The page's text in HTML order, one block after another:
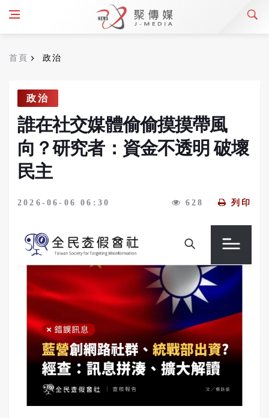
首頁 政治
政治
誰在社交媒體偷偷摸摸帶風
向？研究者：資金不透明 破壞
民主
2026-06-06 06:30 628 列印